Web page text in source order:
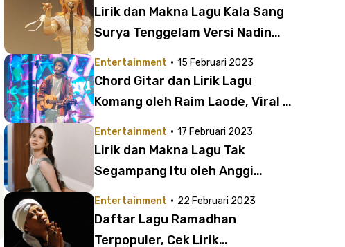
Lirik dan Makna Lagu Kala Sang
Surya Tenggelam Versi Nadin
Rintangan
Entertainment · 15 Februari 2023
Chord Gitar dan Lirik Lagu
Komang oleh Raim Laode, Viral di
Entertainment · 17 Februari 2023
Lirik dan Makna Lagu Tak
Segampang Itu oleh Anggi
Entertainment · 22 Februari 2023
Daftar Lagu Ramadhan
Terpopuler, Cek Lirik